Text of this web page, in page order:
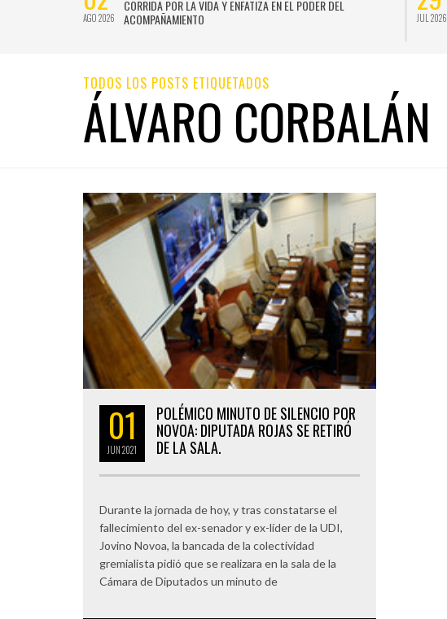
AGO 2026
CORRIDA POR LA VIDA Y ENFATIZA EN EL PODER DEL
ACOMPAÑAMIENTO
JUL 2026
TODOS LOS POSTS ETIQUETADOS
ÁLVARO CORBALÁN
01
JUN2021
POLÉMICO MINUTO DE SILENCIO POR
NOVOA: DIPUTADA ROJAS SE RETIRÓ
DE LA SALA.
Durante la jornada de hoy, y tras constatarse el
fallecimiento del ex-senador y ex-líder de la UDI,
Jovino Novoa, la bancada de la colectividad
gremialista pidió que se realizara en la sala de la
Cámara de Diputados un minuto de